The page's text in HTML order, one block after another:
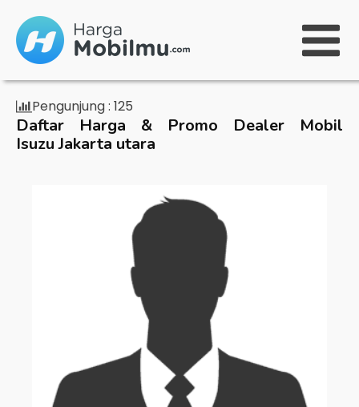
Pengunjung : 125
Daftar Harga & Promo Dealer Mobil
Isuzu Jakarta utara